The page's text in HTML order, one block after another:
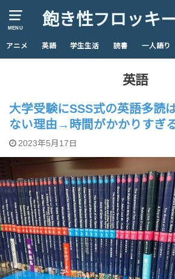
MENU 飽き性フロッキ
アニメ 英語 学生生活 読書 一人語り
英語
大学受験にSSS式の英語多読
ない理由→時間がかかりすぎる
2023年5月17日